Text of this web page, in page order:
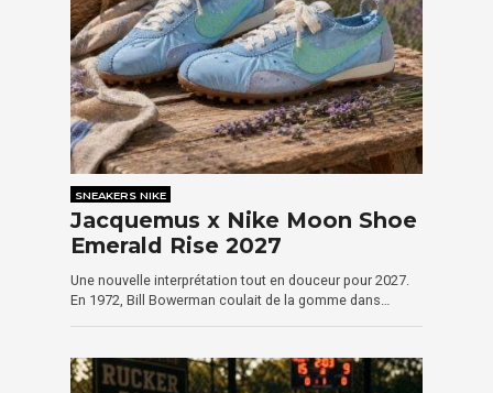
SNEAKERS NIKE
Jacquemus x Nike Moon Shoe
Emerald Rise 2027
Une nouvelle interprétation tout en douceur pour 2027.
En 1972, Bill Bowerman coulait de la gomme dans…